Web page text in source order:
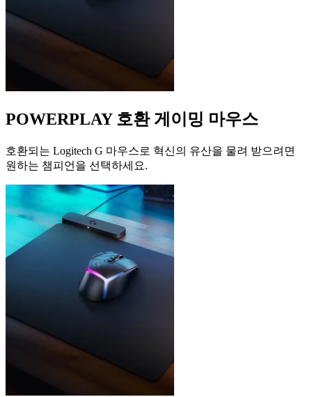
POWERPLAY 호환 게이밍 마우스
호환되는 Logitech G 마우스로 혁신의 유산을 물려 받으려면
원하는 챔피언을 선택하세요.